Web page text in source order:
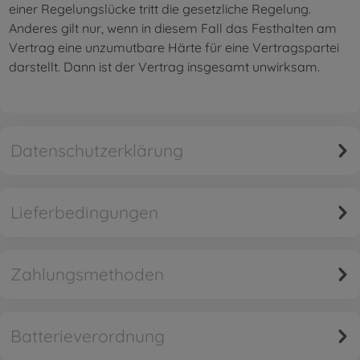
einer Regelungslücke tritt die gesetzliche Regelung.
Anderes gilt nur, wenn in diesem Fall das Festhalten am
Vertrag eine unzumutbare Härte für eine Vertragspartei
darstellt. Dann ist der Vertrag insgesamt unwirksam.
Datenschutzerklärung
Lieferbedingungen
Zahlungsmethoden
Batterieverordnung